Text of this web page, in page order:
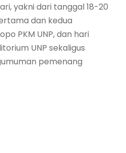
yakni dari tanggal 18-20
dan kedua
PKM UNP, dan hari
UNP sekaligus
pemenang